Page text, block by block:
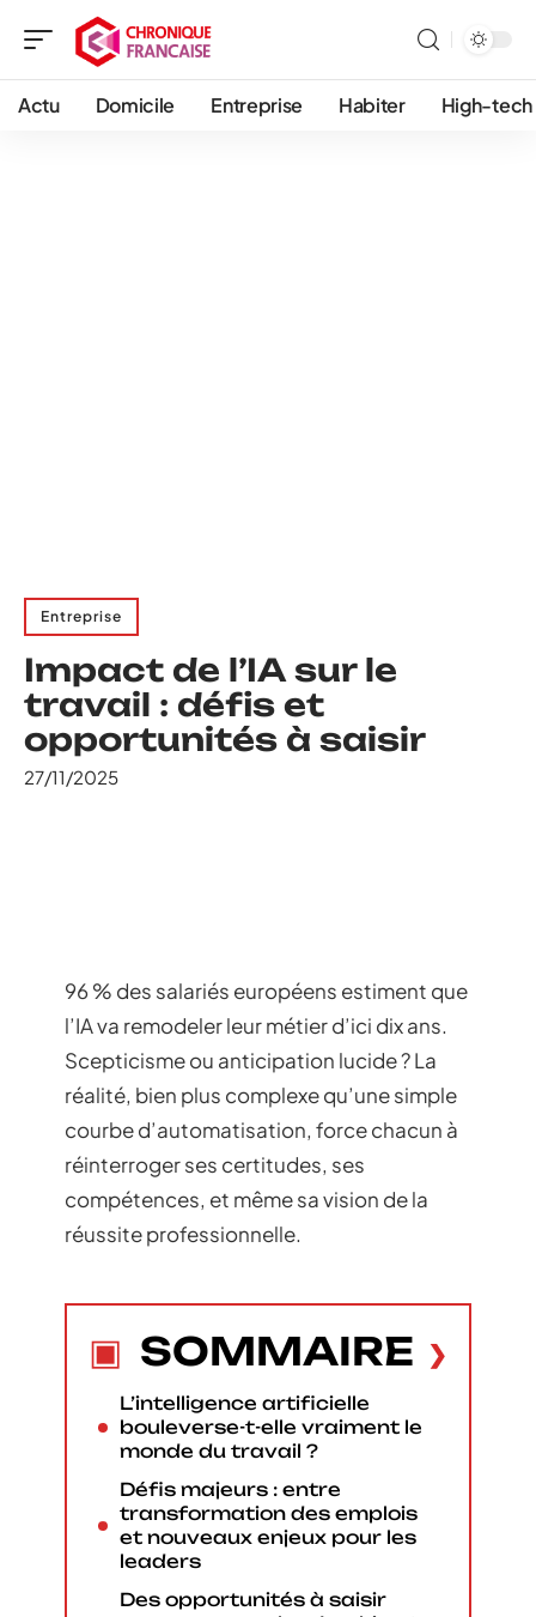
Actu Domicile Entreprise Habiter High-tech
Entreprise
Impact de l’IA sur le
travail : défis et
opportunités à saisir
27/11/2025
96 % des salariés européens estiment que
l’IA va remodeler leur métier d’ici dix ans.
Scepticisme ou anticipation lucide ? La
réalité, bien plus complexe qu’une simple
courbe d’automatisation, force chacun à
réinterroger ses certitudes, ses
compétences, et même sa vision de la
réussite professionnelle.
SOMMAIRE
L’intelligence artificielle
bouleverse-t-elle vraiment le
monde du travail ?
Défis majeurs : entre
transformation des emplois
et nouveaux enjeux pour les
leaders
Des opportunités à saisir